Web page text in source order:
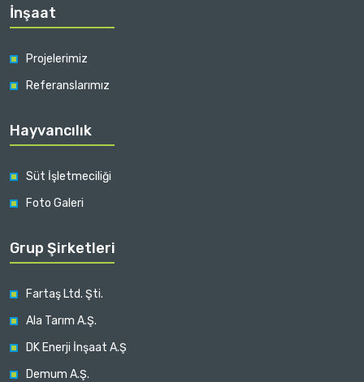
İnşaat
Projelerimiz
Referanslarımız
Hayvancılık
Süt İşletmeciliği
Foto Galeri
Grup Şirketleri
Fartaş Ltd. Şti.
Ala Tarım A.Ş.
DK Enerji İnşaat A.Ş
Demum A.Ş.